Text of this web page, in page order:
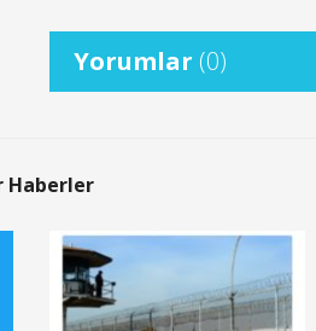
Yorumlar (0)
Haberler